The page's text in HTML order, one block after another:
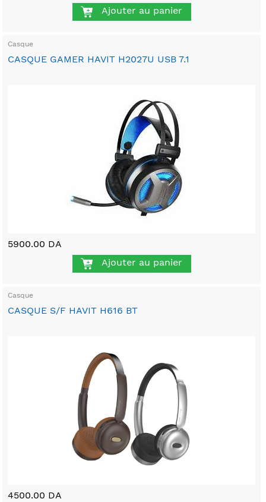
Ajouter au panier
Casque
CASQUE GAMER HAVIT H2027U USB 7.1
5900.00 DA
Ajouter au panier
Casque
CASQUE S/F HAVIT H616 BT
4500.00 DA